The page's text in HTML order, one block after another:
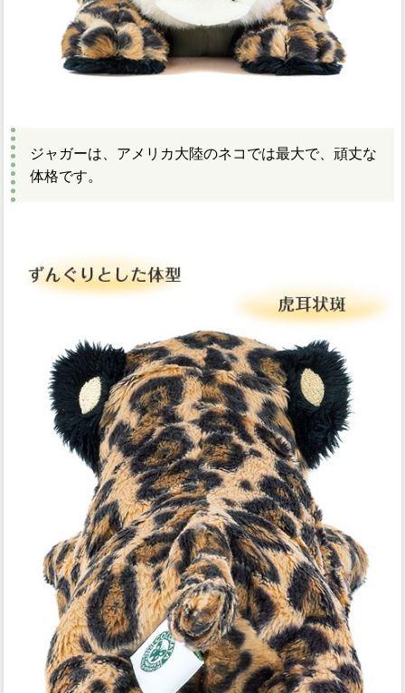
ジャガーは、アメリカ大陸のネコでは最大で、頑丈な
体格です。